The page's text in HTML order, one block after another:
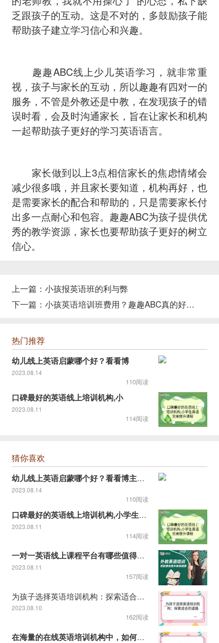
乏跟孩子的互动。这是不对的，多鼓励孩子能
帮助孩子建立学习信心和兴趣。
趣趣ABC线上少儿英语学习，就非常重
视，孩子与家长的互动，所以趣趣有四对一的
服务，不管是外教还是中教，在发现孩子的错
误时看，会及时沟通家长，旨在让家长和机构
一起帮助孩子更好的学习英语语言。
家长做到以上3点相信家长的焦虑情绪会
减少很多哦，并且家长要知道，机构再好，也
是需要家长的配合和帮助的，只是需要家长付
出多一点耐心和包容。趣趣ABC为孩子提供优
秀的教学资源，家长也要帮助孩子更好的树立
信心。
上一篇： 小孩报英语班的利与弊
下一篇：
小孩英语培训班费用？趣趣ABC真的好吗？
热门推荐
幼儿线上英语启蒙哪个好？看看博
2023.08.14
110阅读
口碑最好的英语线上培训机构,小
2023.08.11
114阅读
猜你喜欢
幼儿线上英语启蒙哪个好？看看博主推荐的！
2023.08.14
110阅读
口碑最好的英语线上培训机构,小学生英语完美提升课程
2023.08.11
114阅读
一对一英语线上课程平台有哪些值得推荐
2023.08.11
157阅读
为孩子选择英语培训机构：探索适合的道路
2023.08.10
162阅读
在海量的在线英语培训机构中，如何为孩子选择最合适的？